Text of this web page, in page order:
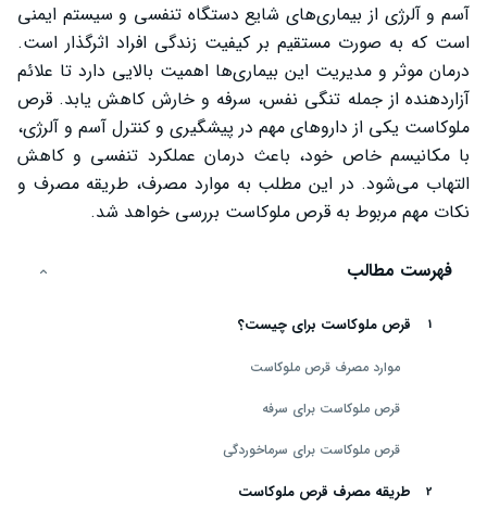
آسم و آلرژی از بیماری‌های شایع دستگاه تنفسی و سیستم ایمنی
است که به صورت مستقیم بر کیفیت زندگی افراد اثرگذار است.
درمان موثر و مدیریت این بیماری‌ها اهمیت بالایی دارد تا علائم
آزاردهنده از جمله تنگی نفس، سرفه و خارش کاهش یابد. قرص
ملوکاست یکی از داروهای مهم در پیشگیری و کنترل آسم و آلرژی،
با مکانیسم خاص خود، باعث درمان عملکرد تنفسی و کاهش
التهاب می‌شود. در این مطلب به موارد مصرف، طریقه مصرف و
نکات مهم مربوط به قرص ملوکاست بررسی خواهد شد.
فهرست مطالب
قرص ملوکاست برای چیست؟
موارد مصرف قرص ملوکاست
قرص ملوکاست برای سرفه
قرص ملوکاست برای سرماخوردگی
طریقه مصرف قرص ملوکاست